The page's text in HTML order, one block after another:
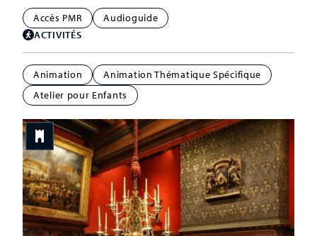
Accès PMR
Audioguide
ACTIVITÉS
Animation
Animation Thématique Spécifique
Atelier pour Enfants